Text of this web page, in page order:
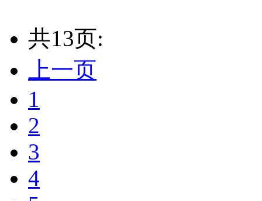
共13页:
上一页
1
2
3
4